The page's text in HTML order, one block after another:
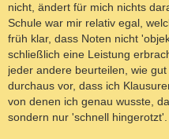
nicht, ändert für mich nichts
Schule war mir relativ egal,
früh klar, dass Noten nicht
schließlich eine Leistung
jeder andere beurteilen, wie
durchaus vor, dass ich
von denen ich genau wusste,
sondern nur 'schnell